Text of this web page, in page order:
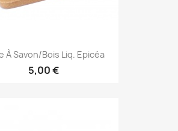
À Savon/Bois Liq. Epicéa
5,00 €